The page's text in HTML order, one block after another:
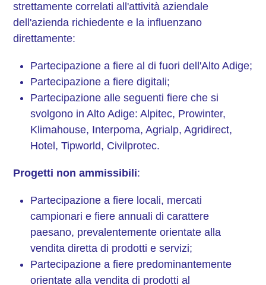
strettamente correlati all'attività aziendale
dell'azienda richiedente e la influenzano
direttamente:
Partecipazione a fiere al di fuori dell'Alto Adige;
Partecipazione a fiere digitali;
Partecipazione alle seguenti fiere che si
svolgono in Alto Adige: Alpitec, Prowinter,
Klimahouse, Interpoma, Agrialp, Agridirect,
Hotel, Tipworld, Civilprotec.
Progetti non ammissibili:
Partecipazione a fiere locali, mercati
campionari e fiere annuali di carattere
paesano, prevalentemente orientate alla
vendita diretta di prodotti e servizi;
Partecipazione a fiere predominantemente
orientate alla vendita di prodotti al